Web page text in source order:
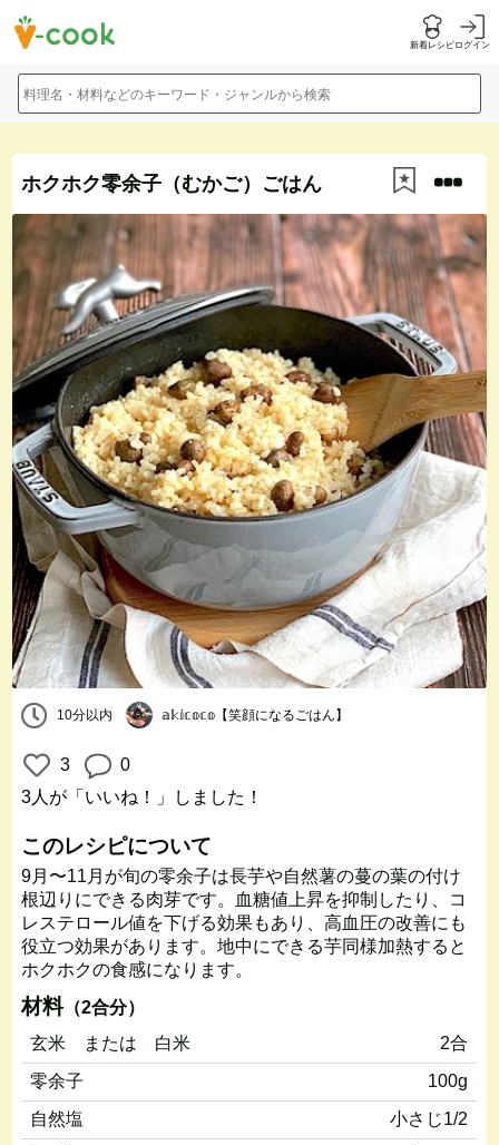
新着レシピログイン
料理名・材料などのキーワード・ジャンルから検索
ホクホク零余子（むかご）ごはん
10分以内 𝕒𝕜𝕚𝕔𝕠𝕔𝕠【笑顔になるごはん】
3
0
3人 が「いいね！」しました！
このレシピについて
9月〜11月が旬の零余子は長芋や自然薯の蔓の葉の付け
根辺りにできる肉芽です。血糖値上昇を抑制したり、コ
レステロール値を下げる効果もあり、高血圧の改善にも
役立つ効果があります。地中にできる芋同様加熱すると
ホクホクの食感になります。
材料（2合分）
玄米 または 白米
2合
零余子
100g
自然塩
小さじ1/2